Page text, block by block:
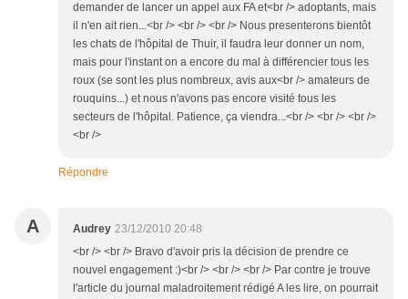
demander de lancer un appel aux FA et<br /> adoptants, mais
il n'en ait rien...<br /> <br /> <br /> Nous presenterons bientôt
les chats de l'hôpital de Thuir, il faudra leur donner un nom,
mais pour l'instant on a encore du mal à différencier tous les
roux (se sont les plus nombreux, avis aux<br /> amateurs de
rouquins...) et nous n'avons pas encore visité tous les
secteurs de l'hôpital. Patience, ça viendra...<br /> <br /> <br />
<br />
Répondre
A Audrey 23/12/2010 20:48
<br /> <br /> Bravo d'avoir pris la décision de prendre ce
nouvel engagement :)<br /> <br /> <br /> Par contre je trouve
l'article du journal maladroitement rédigé A les lire, on pourrait